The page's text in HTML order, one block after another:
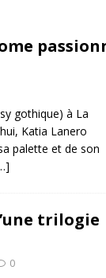
gothique) à La
Katia Lanero
palette et de son
trilogie
0